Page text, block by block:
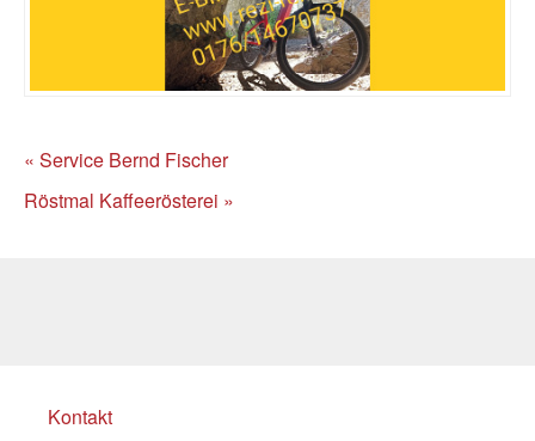
« Service Bernd Fischer
Röstmal Kaffeerösterei »
Kontakt